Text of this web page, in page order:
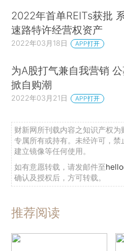
2022年首单REITs获批
速路特许经营权资产
2022年03月18日 APP打开
为A股打气兼自我营销
掀自购潮
2022年03月21日 APP打开
财新网所刊载内容之知识产权
专属所有或持有。未经许可，禁
建立镜像等任何使用。
如有意愿转载，请发邮件至
确认及授权后，方可转载。
推荐阅读